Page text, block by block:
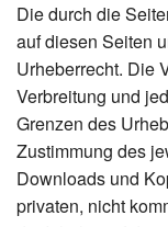
Die durch die
auf diesen Seiten
Urheberrecht. Die
Verbreitung und
Grenzen des
Zustimmung des
Downloads und
privaten, nicht